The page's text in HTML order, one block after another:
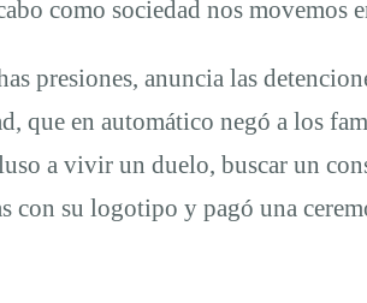
como sociedad nos movemos
presiones, anuncia las
que en automático negó a los
a vivir un duelo, buscar un
con su logotipo y pagó una